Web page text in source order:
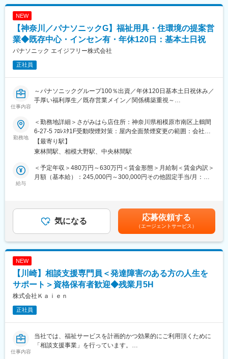
の、「生きる力」を養うためのサポートを行なっています。
関係構築をしていきます。
・日々の活動を通し、信頼を得ていくことでご紹介をいただきな
がら活動の幅を広げていきます。
また、実際に商品を販売していく先は要介護者の方となります。
整を行ったりする専門職です。
介護者の方）
・お客様の困りごとや身体状況等をヒアリングし、家の危険箇所
をチェック。
・ 介護用品からリフォームまで生活の質改善に向けてご提案
・ 売って終わりではなく、定期的に訪問し使用状況等を確認
※ 17時頃には事務所へ帰社（基本19時頃には退社）します。
の研修で学んでいただきます。
スパートが在籍。営業先で専門的な問い合わせを受けた場合も、
変更の範囲：会社の定める業務
NEW
【神奈川／パナソニックG】福祉用具・住環境の提案営
業◆既存中心・インセン有・年休120日：基本土日祝
パナソニック エイジフリー株式会社
正社員
仕事内容
～パナソニックグループ100％出資／年休120日基本土日祝休み／
手厚い福利厚生／既存営業メイン／関係構築重視～
業をお任せします。
■当求人の魅力：
◎早期キャリアアップ可能
例）キャリ入社7年目：店長に昇格、新卒入社6年目：店長昇格
◎インセンティブ手当あり
例）平均15～20万円、最高50万円支給の社員もあり（半期ごと）
◎地域密着型の営業
■企業魅力：
・週1回のノー残業デー設定あり
・地域限定社員制度あり（給与に変動なし）
・主任500万円程度～／課長600万円程度～／部長700万円程度～
それぞれの役職へは最短3年程度で上がることができる環境となっ
ております。
関係構築をしていきます。
・日々の活動を通し、信頼を得ていくことでご紹介をいただきな
勤務地
＜勤務地詳細＞さがみはら店住所：神奈川県相模原市南区上鶴間
6-27-5 ﾌﾛﾚｽﾀ1F受動喫煙対策：屋内全面禁煙変更の範囲：会社の
定める事業所
【最寄り駅】
東林間駅、相模大野駅、中央林間駅
給与
＜予定年収＞480万円～630万円＜賃金形態＞月給制＜賃金内訳＞
月額（基本給）：245,000円～300,000円その他固定手当/月：
選考を通じて上下する可能性があります。月給(月額)は固定手当を
含めた表記です。
気になる 応募依頼する
（エージェントサービス）
NEW
【川崎】相談支援専門員＜発達障害のある方の人生を
サポート＞資格保有者歓迎◆残業月5H
株式会社Ｋａｉｅｎ
正社員
仕事内容
当社では、福祉サービスを計画的かつ効果的にご利用頂くために
「相談支援事業」を行っています。